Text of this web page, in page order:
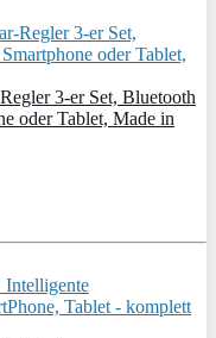
3-er Set, Bluetooth
oder Tablet, Made in